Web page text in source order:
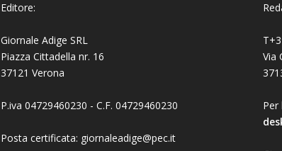
Editore:
Giornale Adige SRL
Piazza Cittadella nr. 16
37121 Verona
P.iva 04729460230 - C.F. 04729460230
Posta certificata: giornaleadige@pec.it
Via
Per